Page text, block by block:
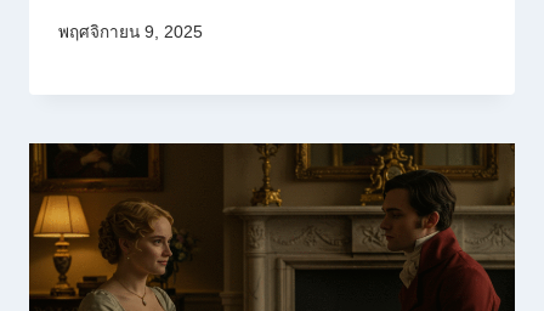
พฤศจิกายน 9, 2025